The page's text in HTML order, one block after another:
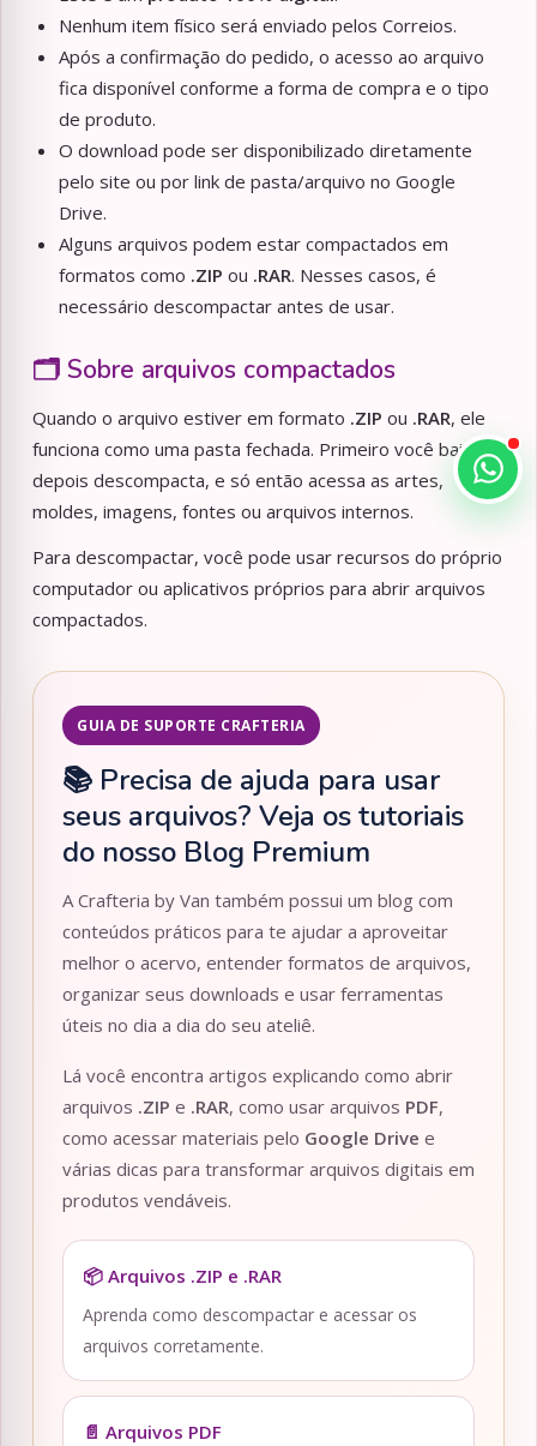
Nenhum item físico será enviado pelos Correios.
Após a confirmação do pedido, o acesso ao arquivo
fica disponível conforme a forma de compra e o tipo
de produto.
O download pode ser disponibilizado diretamente
pelo site ou por link de pasta/arquivo no Google
Drive.
Alguns arquivos podem estar compactados em
formatos como .ZIP ou .RAR. Nesses casos, é
necessário descompactar antes de usar.
🗂️ Sobre arquivos compactados
Quando o arquivo estiver em formato .ZIP ou .RAR, ele
funciona como uma pasta fechada. Primeiro você baixa,
depois descompacta, e só então acessa as artes,
moldes, imagens, fontes ou arquivos internos.
Para descompactar, você pode usar recursos do próprio
computador ou aplicativos próprios para abrir arquivos
compactados.
GUIA DE SUPORTE CRAFTERIA
📚 Precisa de ajuda para usar
seus arquivos? Veja os tutoriais
do nosso Blog Premium
A Crafteria by Van também possui um blog com
conteúdos práticos para te ajudar a aproveitar
melhor o acervo, entender formatos de arquivos,
organizar seus downloads e usar ferramentas
úteis no dia a dia do seu ateliê.
Lá você encontra artigos explicando como abrir
arquivos .ZIP e .RAR, como usar arquivos PDF,
como acessar materiais pelo Google Drive e
várias dicas para transformar arquivos digitais em
produtos vendáveis.
📦 Arquivos .ZIP e .RAR
Aprenda como descompactar e acessar os
arquivos corretamente.
📄 Arquivos PDF